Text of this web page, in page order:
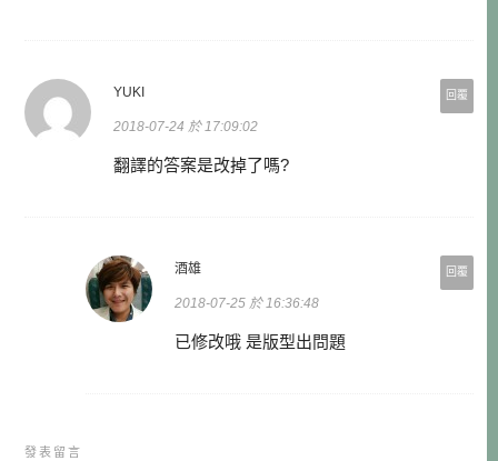
回覆
YUKI
2018-07-24 於 17:09:02
翻譯的答案是改掉了嗎?
回覆
酒雄
2018-07-25 於 16:36:48
已修改哦 是版型出問題
發表留言